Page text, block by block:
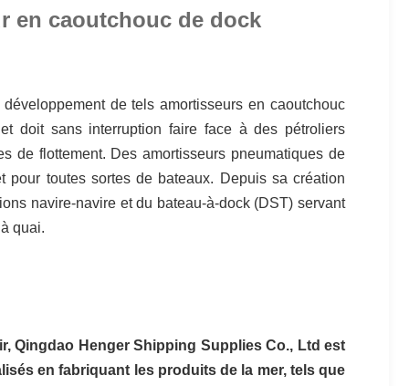
en caoutchouc de dock
de tels amortisseurs en caoutchouc
doit sans interruption faire face à des pétroliers
de flottement. Des amortisseurs pneumatiques de
pour toutes sortes de bateaux. Depuis sa création
navire-navire et du bateau-à-dock (DST) servant
quai.
Qingdao Henger Shipping Supplies Co., Ltd est
en fabriquant les produits de la mer, tels que